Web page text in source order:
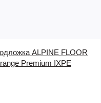
ALPINE FLOOR
Premium IXPE